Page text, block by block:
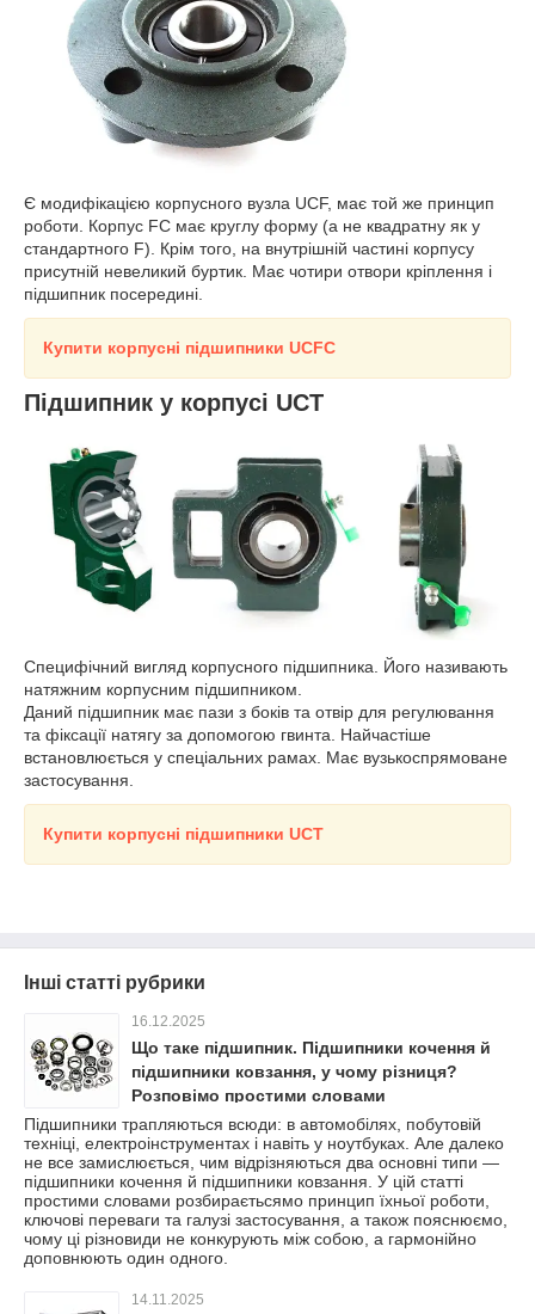
Є модифікацією корпусного вузла UCF, має той же принцип
роботи. Корпус FC має круглу форму (а не квадратну як у
стандартного F). Крім того, на внутрішній частині корпусу
присутній невеликий буртик. Має чотири отвори кріплення і
підшипник посередині.
Купити корпусні підшипники UCFC
Підшипник у корпусі UCT
Специфічний вигляд корпусного підшипника. Його називають
натяжним корпусним підшипником.
Даний підшипник має пази з боків та отвір для регулювання
та фіксації натягу за допомогою гвинта. Найчастіше
встановлюється у спеціальних рамах. Має вузькоспрямоване
застосування.
Купити корпусні підшипники UCT
Інші статті рубрики
16.12.2025
Що таке підшипник. Підшипники кочення й
підшипники ковзання, у чому різниця?
Розповімо простими словами
Підшипники трапляються всюди: в автомобілях, побутовій
техніці, електроінструментах і навіть у ноутбуках. Але далеко
не все замислюється, чим відрізняються два основні типи —
підшипники кочення й підшипники ковзання. У цій статті
простими словами розбираєтьсямо принцип їхньої роботи,
ключові переваги та галузі застосування, а також пояснюємо,
чому ці різновиди не конкурують між собою, а гармонійно
доповнюють один одного.
14.11.2025